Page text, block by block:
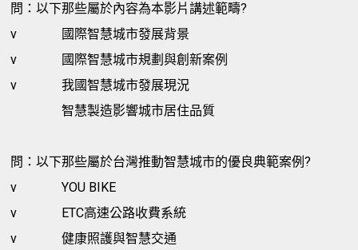
問：以下那些屬於內容為本影片講述範疇?
v
國際智慧城市發展背景
v
國際智慧城市規劃與創新案例
v
我國智慧城市發展現況
智慧製造影響城市居住品質
問：以下那些屬於台灣推動智慧城市的優良典範案例?
v
YOU BIKE
v
ETC高速公路收費系統
v
健康照護與智慧交通